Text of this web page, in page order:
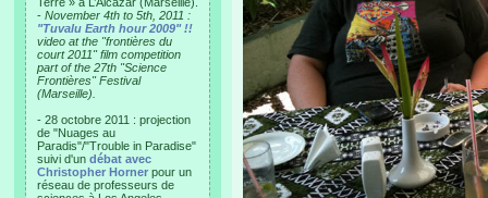
- November 4th to 5th, 2011 :
"Tuvalu Earth hour 2009" !!
video at the "frontières du
court 2011" film competition
part of the 27th "Science
Frontières" Festival
(Marseille).
- 28 octobre 2011 : projection
de "Nuages au
Paradis"/"Trouble in Paradise"
suivi d'un débat avec
Christopher Horner pour un
réseau de professeurs de